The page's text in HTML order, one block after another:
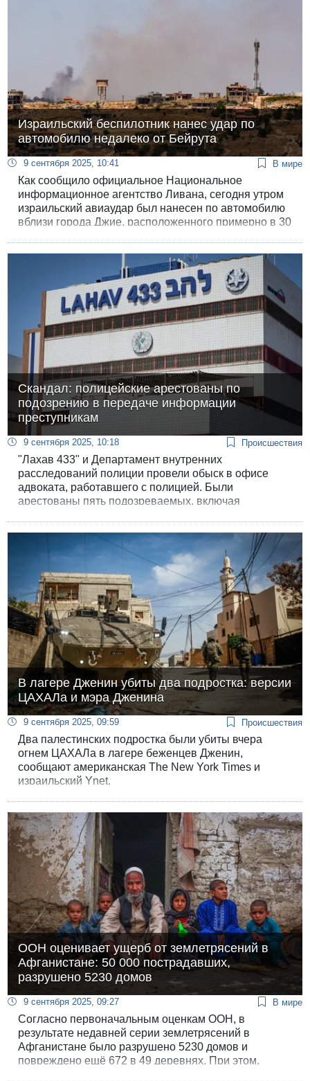
Израильский беспилотник нанес удар по
автомобилю недалеко от Бейрута
9 сентября 2025, 10:41 В мире
Как сообщило официальное Национальное
информационное агентство Ливана, сегодня утром
израильский авиаудар был нанесен по автомобилю
вблизи города Джие, расположенного примерно в 30
Скандал: полицейские арестованы по
подозрению в передаче информации
преступникам
9 сентября 2025, 10:18 Происшествия
"Лахав 433" и Департамент внутренних
расследований полиции провели обыск в офисе
адвоката, работавшего с полицией. Были
арестованы пять подозреваемых, включая
В лагере Дженин убиты два подростка: версии
ЦАХАЛа и мэра Дженина
9 сентября 2025, 09:59 Происшествия
Два палестинских подростка были убиты вчера
огнем ЦАХАЛа в лагере беженцев Дженин,
сообщают американская The New York Times и
израильский Ynet.
ООН оценивает ущерб от землетрясений в
Афганистане: 50 000 пострадавших,
разрушено 5230 домов
9 сентября 2025, 09:27 В мире
Согласно первоначальным оценкам ООН, в
результате недавней серии землетрясений в
Афганистане было разрушено 5230 домов и
повреждено ещё 672 в 49 деревнях. При этом,